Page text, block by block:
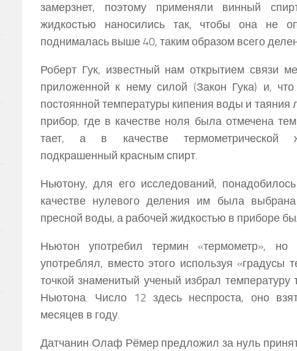
замерзнет, поэтому применяли винный
жидкостью наносились так, чтобы она не
поднималась выше 40, таким образом всего
Роберт Гук, известный нам открытием связи
приложенной к нему силой (Закон Гука) и,
постоянной температуры кипения воды и таяния
прибор, где в качестве ноля была отмечена
тает, а в качестве термометрической
подкрашенный красным спирт.
Ньютону, для его исследований,
качестве нулевого деления им была выбрана
пресной воды, а рабочей жидкостью в приборе
Ньютон употребил термин «термометр», но
употреблял, вместо этого используя «градусы
точкой знаменитый ученый избрал температуру
Ньютона. Число 12 здесь неспроста, оно
месяцев в году.
Датчанин Олаф Рёмер предложил за нуль